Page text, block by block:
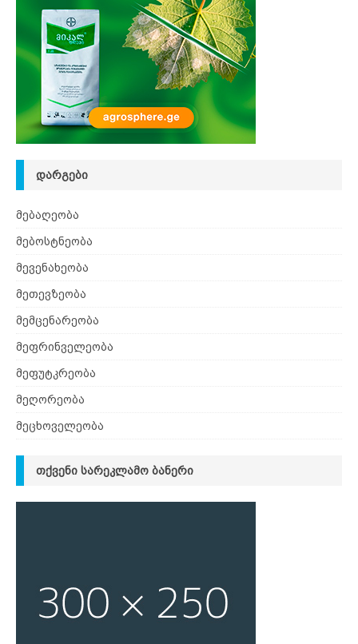
ᲓᲐᲠᲒᲔᲑᲘ
მებაღეობა
მებოსტნეობა
მევენახეობა
მეთევზეობა
მემცენარეობა
მეფრინველეობა
მეფუტკრეობა
მეღორეობა
მეცხოველეობა
ᲗᲥᲕᲔᲜᲘ ᲡᲐᲠᲔᲙᲚᲐᲛᲝ ᲑᲐᲜᲔᲠᲘ